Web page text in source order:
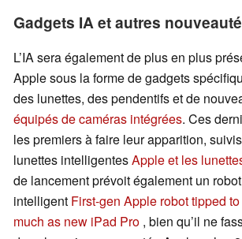
Gadgets IA et autres
L’IA sera également de plus en plus
Apple sous la forme de gadgets
des lunettes, des pendentifs et de
équipés de caméras intégrées. Ces
les premiers à faire leur apparition,
lunettes intelligentesApple et les
de lancement prévoit également un
intelligent First-gen Apple robot tipped
much as new iPad Pro , bien qu’il ne